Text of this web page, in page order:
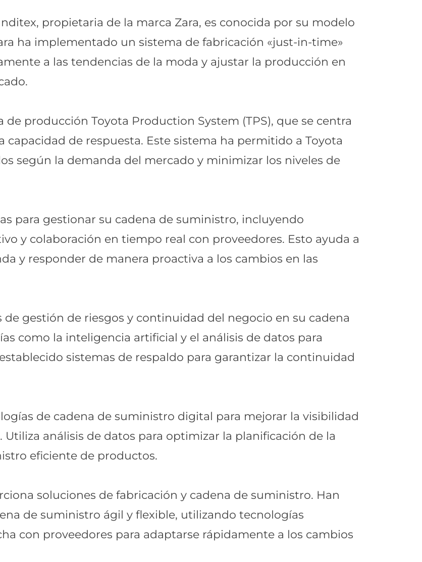
propietaria de la marca Zara, es conocida por su modelo
ha implementado un sistema de fabricación «just-in-time»
a las tendencias de la moda y ajustar la producción en
de producción Toyota Production System (TPS), que se centra
capacidad de respuesta. Este sistema ha permitido a Toyota
según la demanda del mercado y minimizar los niveles de
para gestionar su cadena de suministro, incluyendo
y colaboración en tiempo real con proveedores. Esto ayuda a
y responder de manera proactiva a los cambios en las
gestión de riesgos y continuidad del negocio en su cadena
como la inteligencia artificial y el análisis de datos para
sistemas de respaldo para garantizar la continuidad
de cadena de suministro digital para mejorar la visibilidad
análisis de datos para optimizar la planificación de la
eficiente de productos.
soluciones de fabricación y cadena de suministro. Han
de suministro ágil y flexible, utilizando tecnologías
con proveedores para adaptarse rápidamente a los cambios